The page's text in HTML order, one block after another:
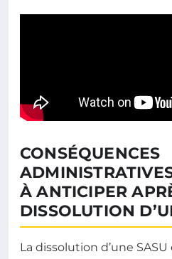
CONSÉQUENCES
À ANTICIPER
DISSOLUTION
La dissolution d’une